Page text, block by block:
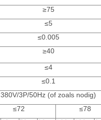
≥75
≤5
≤0.005
≥40
≤4
≤0.1
380V/3P/50Hz (of zoals nodig)
≤72
≤78